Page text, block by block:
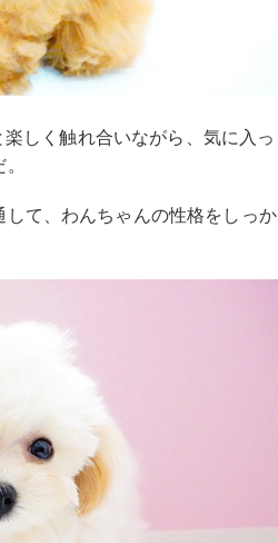
しく触れ合いながら、気に入っ
て、わんちゃんの性格をしっか